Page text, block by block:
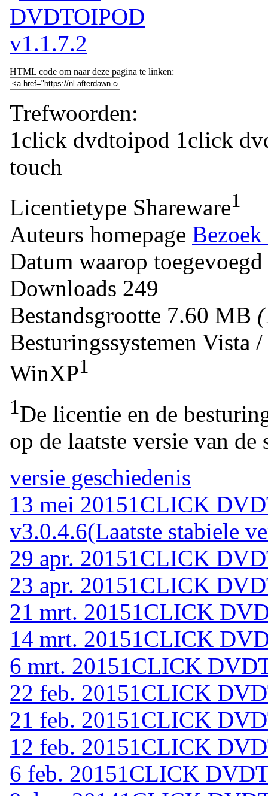
HTML code om naar deze pagina te linken:
Trefwoorden:
1click dvdtoipod 1click
touch
Licentietype Shareware1
Auteurs homepage
Datum waarop toegevoegd
Downloads 249
Bestandsgrootte 7.60 MB
Besturingssystemen Vista
WinXP1
1De licentie en de
op de laatste versie van de
versie geschiedenis
13 mei 20151CLICK
v3.0.4.6(Laatste stabiele
29 apr. 20151CLICK
23 apr. 20151CLICK
21 mrt. 20151CLICK
14 mrt. 20151CLICK
6 mrt. 20151CLICK
22 feb. 20151CLICK
21 feb. 20151CLICK
12 feb. 20151CLICK
6 feb. 20151CLICK